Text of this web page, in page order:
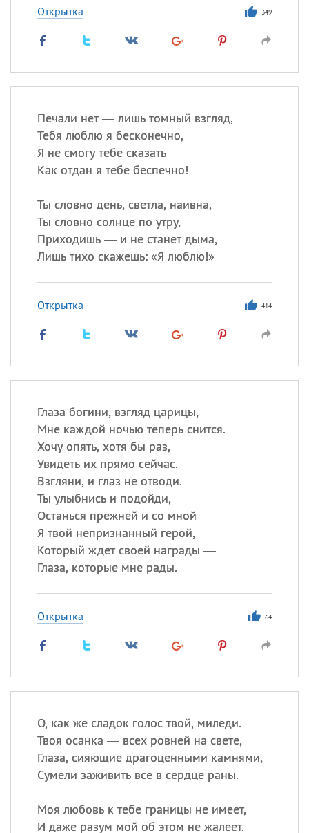
Открытка 349
Печали нет — лишь томный взгляд,
Тебя люблю я бесконечно,
Я не смогу тебе сказать
Как отдан я тебе беспечно!
Ты словно день, светла, наивна,
Ты словно солнце по утру,
Приходишь — и не станет дыма,
Лишь тихо скажешь: «Я люблю!»
Открытка 414
Глаза богини, взгляд царицы,
Мне каждой ночью теперь снится.
Хочу опять, хотя бы раз,
Увидеть их прямо сейчас.
Взгляни, и глаз не отводи.
Ты улыбнись и подойди,
Останься прежней и со мной
Я твой непризнанный герой,
Который ждет своей награды —
Глаза, которые мне рады.
Открытка 64
О, как же сладок голос твой, миледи.
Твоя осанка — всех ровней на свете,
Глаза, сияющие драгоценными камнями,
Сумели заживить все в сердце раны.
Моя любовь к тебе границы не имеет,
И даже разум мой об этом не жалеет.